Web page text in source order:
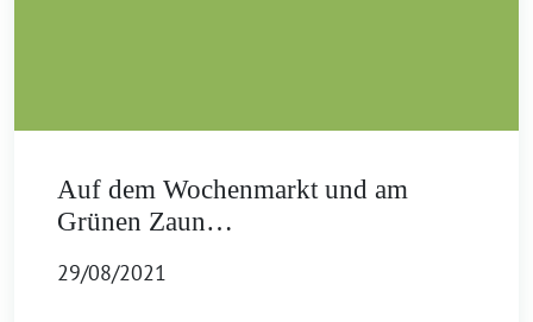
Auf dem Wochenmarkt und am
Grünen Zaun…
29/08/2021